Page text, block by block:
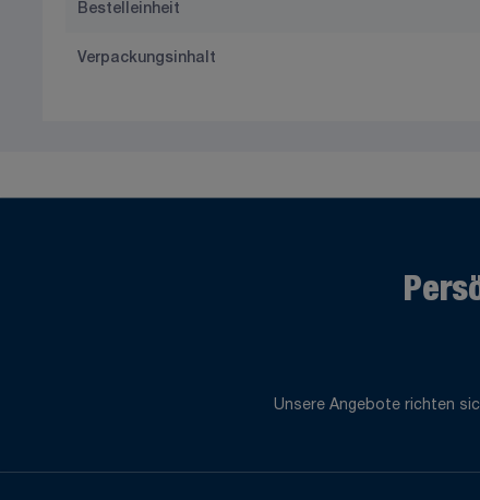
Bestelleinheit
Verpackungsinhalt
Unsere Angebote richten